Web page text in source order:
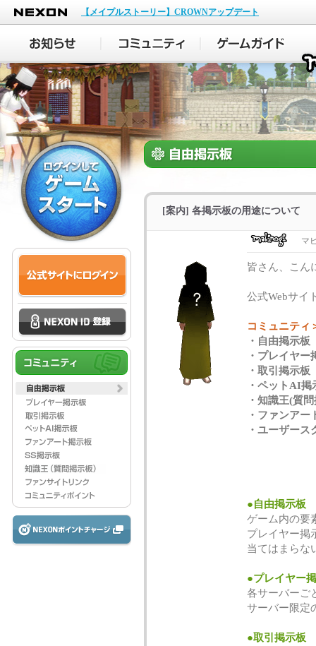
NEXON
【メイプルストーリー】CROWNアップデート
[案内] 各掲示板の用途について
マ
皆さん、こん
公式Webサイ
コミュニティ
・自由掲示板
・プレイヤー
・取引掲示板
・ペットAI掲
・知識王(質
・ファンアー
・ユーザース
●自由掲示板
ゲーム内の要
プレイヤー掲
当てはまらな
●プレイヤー
各サーバーご
サーバー限定
●取引掲示板